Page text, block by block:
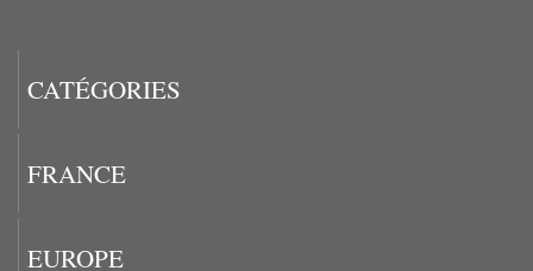
CATÉGORIES
FRANCE
EUROPE